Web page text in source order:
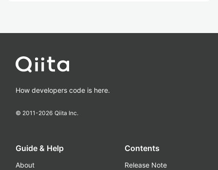
How developers code is here.
© 2011-2026 Qiita Inc.
Guide & Help
About
Contents
Release Note